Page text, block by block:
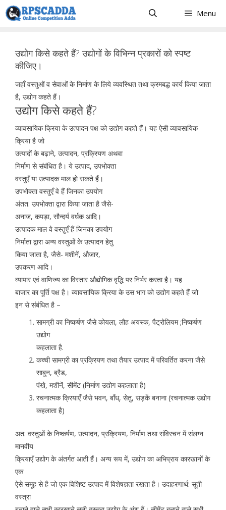
Skip
to
Menu
उद्योग किसे कहते हैं? उद्योगों के विभिन्न प्रकारों को स्पष्ट
कीजिए।
जहाँ वस्तुओं व सेवाओं के निर्माण के लिये व्यवस्थित तथा क्रमबद्ध कार्य किया जाता
है, उद्योग कहते हैं।
उद्योग किसे कहते हैं?
व्यावसायिक क्रिया के उत्पादन पक्ष को उद्योग कहते हैं। यह ऐसी व्यावसायिक
क्रिया है जो
उत्पादों के बढ़ाने, उत्पादन, प्रक्रियण अथवा
निर्माण से संबंधित है। ये उत्पाद, उपभोक्ता
वस्तुएँ या उत्पादक माल हो सकते हैं।
उपभोक्ता वस्तुएँ वे हैं जिनका उपयोग
अंतत: उपभोक्ता द्वारा किया जाता है जैसे-
अनाज, कपड़ा, सौन्दर्य वर्धक आदि।
उत्पादक माल वे वस्तुएँ हैं जिनका उपयोग
निर्माता द्वारा अन्य वस्तुओं के उत्पादन हेतु
किया जाता है, जैसे- मशीनें, औजार,
उपकरण आदि।
व्यापार एवं वाणिज्य का विस्तार औद्योगिक वृद्धि पर निर्भर करता है। यह
बाजार का पूर्ति पक्ष है। व्यावसायिक क्रिया के उस भाग को उद्योग कहते हैं जो
इन से संबंधित है –
सामग्री का निष्कर्षण जैसे कोयला, लौह अयस्क, पैट्रोलियम ;निष्कर्षण
उद्योग
कहलाता है.
कच्ची सामग्री का प्रक्रियण तथा तैयार उत्पाद में परिवर्तित करना जैसे
साबुन, ब्रैड,
पंखे, मशीनें, सीमेंट (निर्माण उद्योग कहलाता है)
रचनात्मक क्रियाएँ जैसे भवन, बाँध्, सेतु, सड़कें बनाना (रचनात्मक उद्योग
कहलाता है)
अत: वस्तुओं के निष्कर्षण, उत्पादन, प्रक्रियण, निर्माण तथा संविरचन में संलग्न
मानवीय
क्रियाएँ उद्योग के अंतर्गत आती हैं। अन्य रूप में, उद्योग का अभिप्राय कारखानों के
एक
ऐसे समूह से है जो एक विशिष्ट उत्पाद में विशेषज्ञता रखता है। उदाहरणार्थ: सूती
वस्त्रा